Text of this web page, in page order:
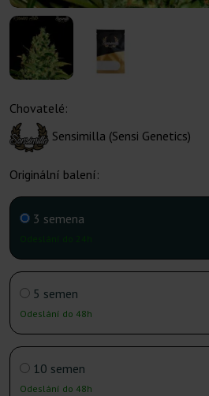
Chovatelé:
Sensimilla (Sensi Genetics)
Originální balení:
3 semena
5 semen
Odeslání do 48h
10 semen
Odeslání do 48h